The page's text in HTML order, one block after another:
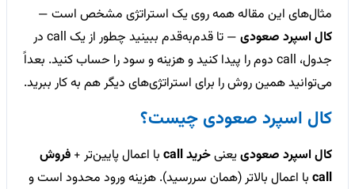
مثال‌های این مقاله همه روی یک استراتژی مشخص است —
کال اسپرد صعودی
— تا قدم‌به‌قدم ببینید چطور از یک call در
جدول، call دوم را پیدا کنید و هزینه و سود را حساب کنید. بعداً
می‌توانید همین روش را برای استراتژی‌های دیگر هم به کار ببرید.
کال اسپرد صعودی چیست؟
کال اسپرد صعودییعنیخرید call با اعمال پایین‌تر + فروش
call با اعمال بالاتر (همان سررسید). هزینه ورود محدود است و